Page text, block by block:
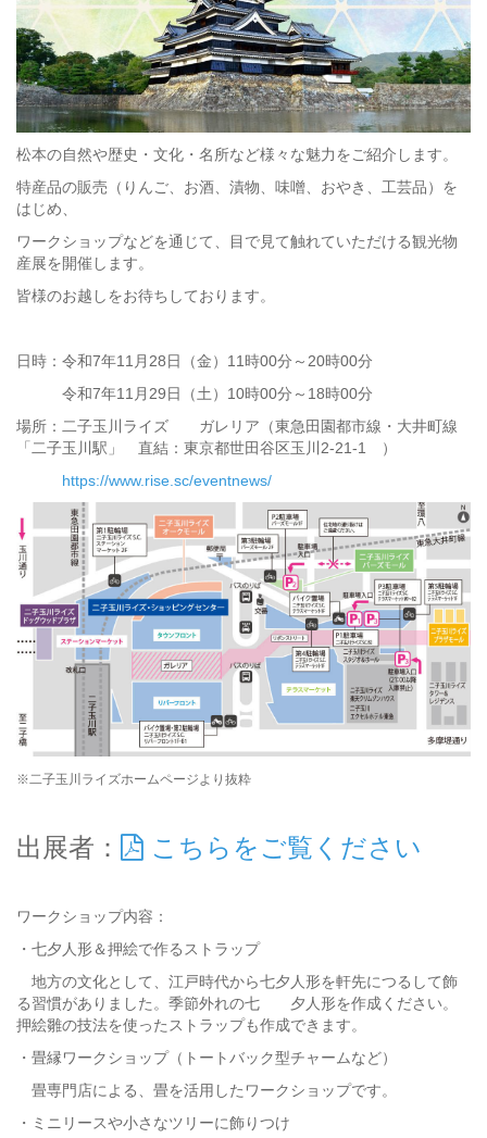
松本の自然や歴史・文化・名所など様々な魅力をご紹介します。
特産品の販売（りんご、お酒、漬物、味噌、おやき、工芸品）を
はじめ、
ワークショップなどを通じて、目で見て触れていただける観光物
産展を開催します。
皆様のお越しをお待ちしております。
日時：令和7年11月28日（金）11時00分～20時00分
令和7年11月29日（土）10時00分～18時00分
場所：二子玉川ライズ ガレリア（東急田園都市線・大井町線
「二子玉川駅」 直結：東京都世田谷区玉川2-21-1 ）
https://www.rise.sc/eventnews/
※二子玉川ライズホームページより抜粋
出展者： こちらをご覧ください
ワークショップ内容：
・七夕人形＆押絵で作るストラップ
地方の文化として、江戸時代から七夕人形を軒先につるして飾
る習慣がありました。季節外れの七 夕人形を作成ください。
押絵雛の技法を使ったストラップも作成できます。
・畳縁ワークショップ（トートバック型チャームなど）
畳専門店による、畳を活用したワークショップです。
・ミニリースや小さなツリーに飾りつけ